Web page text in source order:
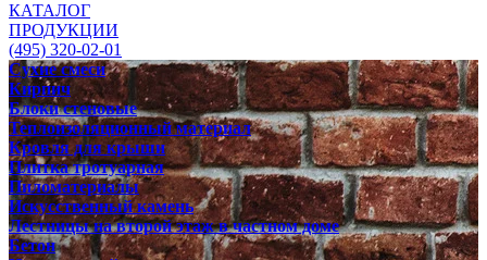
КАТАЛОГ
ПРОДУКЦИИ
(495) 320-02-01
Сухие смеси
Кирпич
Блоки стеновые
Теплоизоляционный материал
Кровля для крыши
Плитка тротуарная
Пиломатериалы
Искусственный камень
Лестницы на второй этаж в частном доме
Бетон